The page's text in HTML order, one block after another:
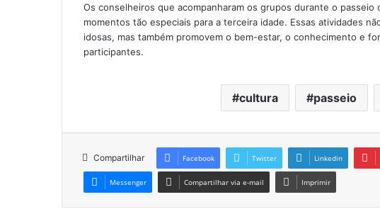
Os conselheiros que acompanharam os grupos durante o passeio
momentos tão especiais para a terceira idade. Essas atividades
idosas, mas também promovem o bem-estar, o conhecimento e
participantes.
cultura passeio
Compartilhar Facebook Twitter Linkedin
Messenger Compartilhar via e-mail Imprimir